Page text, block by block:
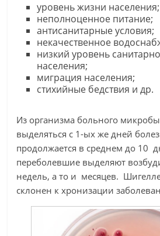
уровень жизни населения;
неполноценное питание;
антисанитарные условия;
некачественное
низкий уровень
населения;
миграция населения;
стихийные бедствия и др.
Из организма больного
выделяться с 1-ых же дней
продолжается в среднем до 10
переболевшие выделяют
недель, а то и месяцев.
склонен к хронизации